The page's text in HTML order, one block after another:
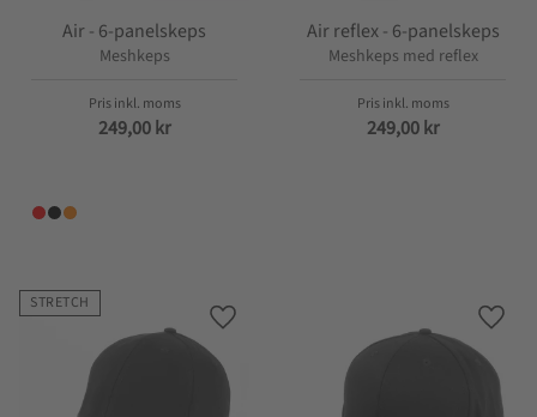
Air - 6-panelskeps
Meshkeps
249,00kr
Air reflex - 6-panelskeps
Meshkeps med reflex
249,00kr
STRETCH
Lägg till i favoriter Lägg